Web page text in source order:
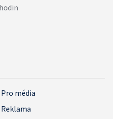
Pro média
Reklama